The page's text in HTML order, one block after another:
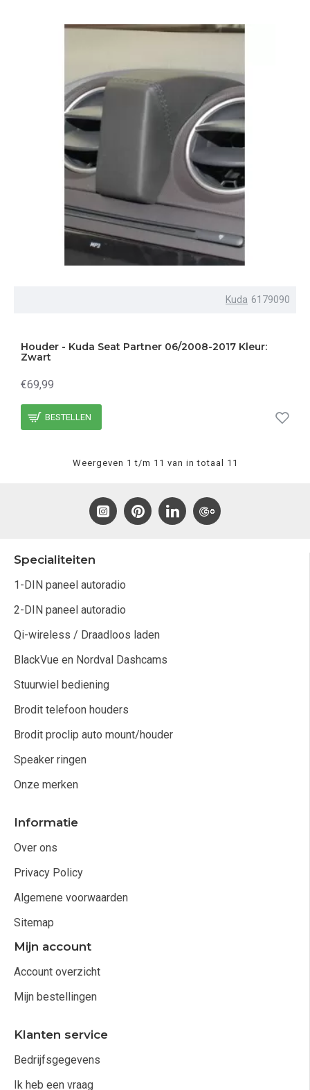
Kuda 6179090
Houder - Kuda Seat Partner 06/2008-2017 Kleur:
Zwart
€69,99
BESTELLEN
Weergeven 1 t/m 11 van in totaal 11
Specialiteiten
1-DIN paneel autoradio
2-DIN paneel autoradio
Qi-wireless / Draadloos laden
BlackVue en Nordval Dashcams
Stuurwiel bediening
Brodit telefoon houders
Brodit proclip auto mount/houder
Speaker ringen
Onze merken
Informatie
Over ons
Privacy Policy
Algemene voorwaarden
Sitemap
Mijn account
Account overzicht
Mijn bestellingen
Klanten service
Bedrijfsgegevens
Ik heb een vraag